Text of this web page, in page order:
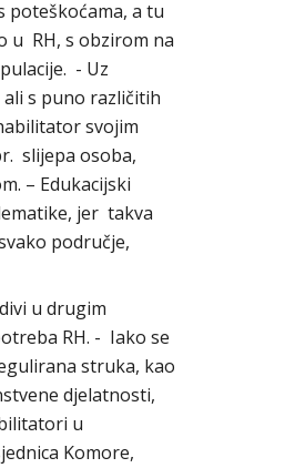
poteškoćama, a tu
u RH, s obzirom na
- Uz
s puno različitih
svojim
slijepa osoba,
– Edukacijski
jer takva
područje,
u drugim
RH. - Iako se
struka, kao
djelatnosti,
u
Komore,